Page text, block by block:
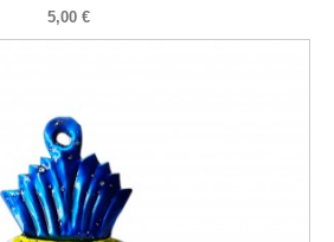
5,00 €